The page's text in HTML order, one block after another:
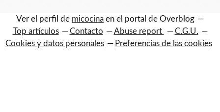
Ver el perfil de micocina en el portal de Overblog
Top artículos
Contacto Abuse report
C.G.U.
Cookies y datos personales
Preferencias de las cookies